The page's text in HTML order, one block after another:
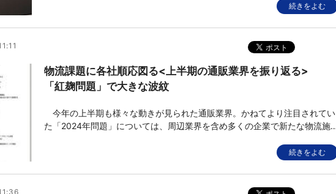
続きをよむ
物流課題に各社順応図る<上半期の通販業界を振り返る>
「紅麹問題」で大きな波紋
今年の上半期も様々な動きが見られた通販業界。かねてより注目されてい
た「2024年問題」については、周辺業界を含め多くの企業で新たな物流施
い大きな事案となったのが、小林製薬の紅麹問題。再発防止に向けた取り組
続きをよむ